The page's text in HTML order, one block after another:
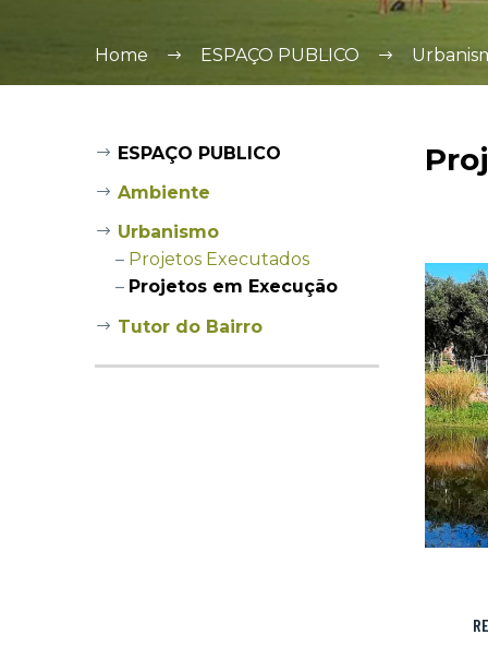
Home ESPAÇO PUBLICO
ESPAÇO PUBLICO
Ambiente
Urbanismo
– Projetos Executados
– Projetos em Execução
Tutor do Bairro